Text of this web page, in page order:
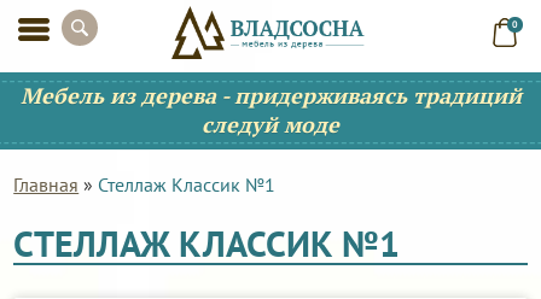
0
Мебель из дерева - придерживаясь традиций
следуй моде
Главная » Стеллаж Классик №1
СТЕЛЛАЖ КЛАССИК №1